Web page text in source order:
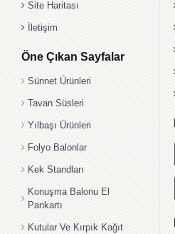
Site Haritası
İletişim
Öne Çıkan Sayfalar
Sünnet Ürünleri
Tavan Süsleri
Yılbaşı Ürünleri
Folyo Balonlar
Kek Standları
Konuşma Balonu El
Pankartı
Kutular Ve Kırpık Kağıt